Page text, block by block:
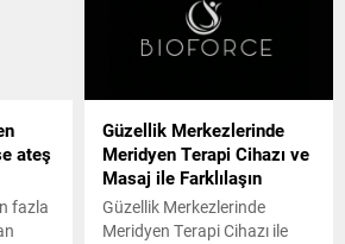
başarıları, prestijli Altın İnci
Ödül Gecesi’nde takdir gördü
ve Clinic EGO, yılın en iyi çıkış
İstanbul’un gözde
mekanlarından biri olan
Lazzoni Hotel’de gerçekleşti.
Clinic EGO adına ödülü...
ateş
fazla
Güzellik Merkezlerinde
Meridyen Terapi Cihazı ve
Masaj ile Farklılaşın
Güzellik Merkezlerinde
Meridyen Terapi Cihazı ile